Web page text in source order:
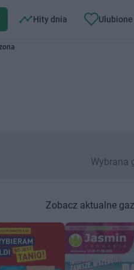
Hity dnia
– Wybrana
Wybrana
Zobacz aktualne